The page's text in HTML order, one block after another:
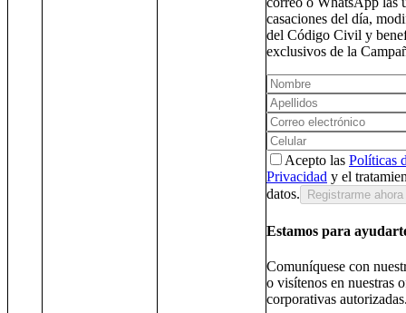
casaciones del día,
del Código Civil y
exclusivos de la
Acepto las Políticas
Privacidad y el
datos.
Registrarme ahora
Estamos para
Comuníquese con
o visítenos en nuestras
corporativas